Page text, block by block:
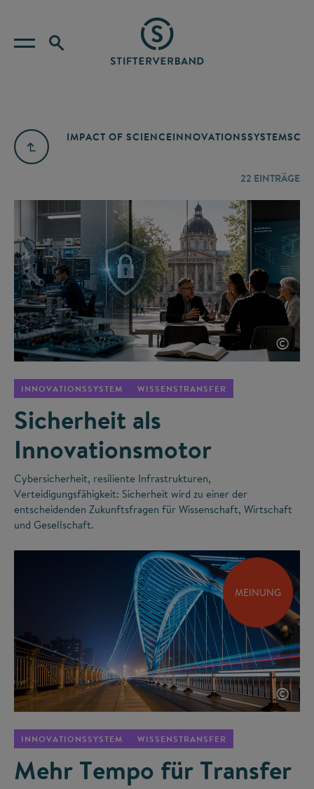
IMPACT OF SCIENCEINNOVATIONSSYSTEM
22 EINTRÄGE
©
INNOVATIONSSYSTEM WISSENSTRANSFER
Sicherheit als
Innovationsmotor
Cybersicherheit, resiliente Infrastrukturen,
Verteidigungsfähigkeit: Sicherheit wird zu einer der
entscheidenden Zukunftsfragen für Wissenschaft, Wirtschaft
und Gesellschaft.
MEINUNG
©
INNOVATIONSSYSTEM WISSENSTRANSFER
Mehr Tempo für Transfer